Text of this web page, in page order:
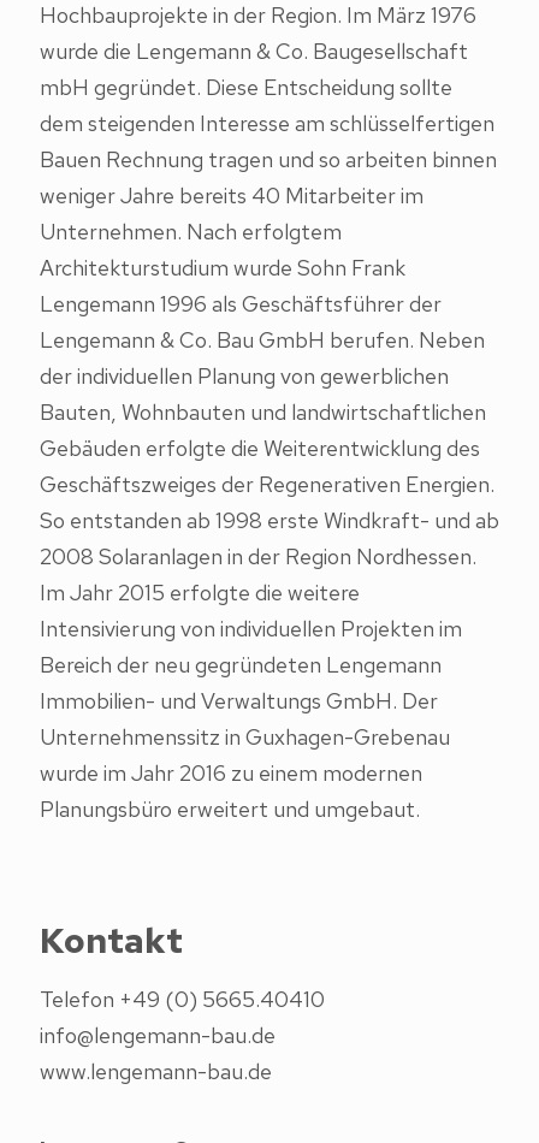
Hochbauprojekte in der Region. Im März 1976
wurde die Lengemann & Co. Baugesellschaft
mbH gegründet. Diese Entscheidung sollte
dem steigenden Interesse am schlüsselfertigen
Bauen Rechnung tragen und so arbeiten binnen
weniger Jahre bereits 40 Mitarbeiter im
Unternehmen. Nach erfolgtem
Architekturstudium wurde Sohn Frank
Lengemann 1996 als Geschäftsführer der
Lengemann & Co. Bau GmbH berufen. Neben
der individuellen Planung von gewerblichen
Bauten, Wohnbauten und landwirtschaftlichen
Gebäuden erfolgte die Weiterentwicklung des
Geschäftszweiges der Regenerativen Energien.
So entstanden ab 1998 erste Windkraft- und ab
2008 Solaranlagen in der Region Nordhessen.
Im Jahr 2015 erfolgte die weitere
Intensivierung von individuellen Projekten im
Bereich der neu gegründeten Lengemann
Immobilien- und Verwaltungs GmbH. Der
Unternehmenssitz in Guxhagen-Grebenau
wurde im Jahr 2016 zu einem modernen
Planungsbüro erweitert und umgebaut.
Kontakt
Telefon +49 (0) 5665.40410
info@lengemann-bau.de
www.lengemann-bau.de